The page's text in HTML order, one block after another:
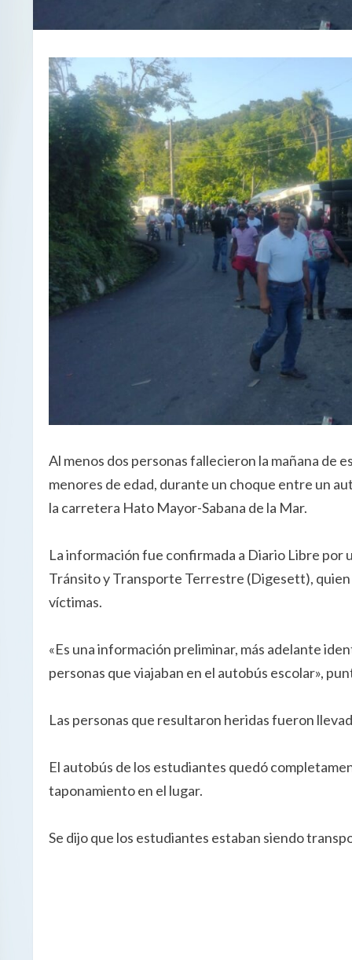
Al menos dos personas fallecieron la mañana de
menores de edad, durante un choque entre un
la carretera Hato Mayor-Sabana de la Mar.
La información fue confirmada a Diario Libre por
Tránsito y Transporte Terrestre (Digesett),
víctimas.
«Es una información preliminar, más adelante
personas que viajaban en el autobús escolar»,
Las personas que resultaron heridas fueron
El autobús de los estudiantes quedó
taponamiento en el lugar.
Se dijo que los estudiantes estaban siendo